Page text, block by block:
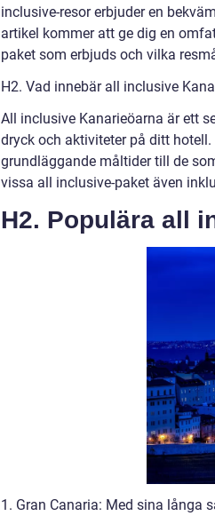
inclusive-resor erbjuder en
artikel kommer att ge dig en
paket som erbjuds och vilka
H2. Vad innebär all inclusive
All inclusive Kanarieöarna är ett
dryck och aktiviteter på ditt
grundläggande måltider till de
vissa all inclusive-paket även
H2. Populära all
1. Gran Canaria: Med sina långa